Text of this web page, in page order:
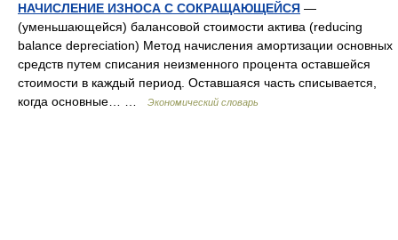
НАЧИСЛЕНИЕ ИЗНОСА С СОКРАЩАЮЩЕЙСЯ —
(уменьшающейся) балансовой стоимости актива (reducing
balance depreciation) Метод начисления амортизации основных
средств путем списания неизменного процента оставшейся
стоимости в каждый период. Оставшаяся часть списывается,
когда основные… …
Экономический словарь